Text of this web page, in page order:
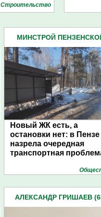
Строительство
МИНСТРОЙ
Новый ЖК есть, а
остановки нет: в Пензе
назрела очередная
транспортная
АЛЕКСАНДР ГРИШАЕВ